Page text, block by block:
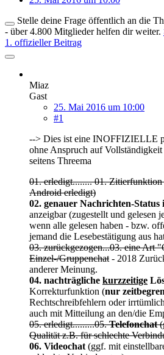
Stelle deine Frage öffentlich an die
- über 4.800 Mitglieder helfen dir weiter.
1. offizieller Beitrag
Miaz
Gast
25. Mai 2016 um 10:00
#1
--> Dies ist eine INOFFIZIELLE
ohne Anspruch auf
seitens Threema
01. erledigt........ 01.Zitierfunktion
Android erledigt)
02. genauer Nachrichten-
anzeigbar (zugestellt und gelesen
wenn alle gelesen haben - bzw.
jemand die Lesebestätigung aus
03. zurückgezogen...03. eine Art
Einzel-/Gruppenchat - 2018
anderer Meinung.
04. nachträgliche kurzzeitige
Korrekturfunktion (nur
Rechtschreibfehlern oder
auch mit Mitteilung an den/die
05. erledigt.........05.Telefonchat
Qualität z.B. für schlechte
06. Videochat (ggf. mit